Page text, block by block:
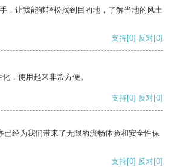
，让我能够轻松找到目的地，了解当地的风土
支持[0] 反对[0]
，使用起来非常方便。
支持[0] 反对[0]
已经为我们带来了无限的流畅体验和安全性保
支持[0] 反对[0]